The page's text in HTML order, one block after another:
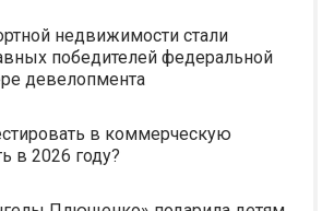
недвижимости стали
победителей федеральной
девелопмента
в коммерческую
в 2026 году?